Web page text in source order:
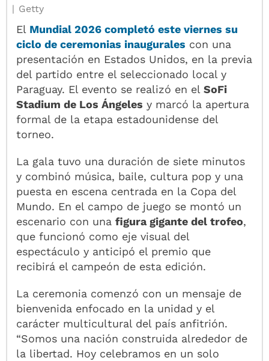
Getty
El Mundial 2026 completó este viernes su
ciclo de ceremonias inaugurales con una
presentación en Estados Unidos, en la previa
del partido entre el seleccionado local y
Paraguay. El evento se realizó en elSoFi
Stadium de Los Ángeles y marcó la apertura
formal de la etapa estadounidense del
torneo.
La gala tuvo una duración de siete minutos
y combinó música, baile, cultura pop y una
puesta en escena centrada en la Copa del
Mundo. En el campo de juego se montó un
escenario con unafigura gigante del trofeo,
que funcionó como eje visual del
espectáculo y anticipó el premio que
recibirá el campeón de esta edición.
La ceremonia comenzó con un mensaje de
bienvenida enfocado en la unidad y el
carácter multicultural del país anfitrión.
“Somos una nación construida alrededor de
la libertad. Hoy celebramos en un solo